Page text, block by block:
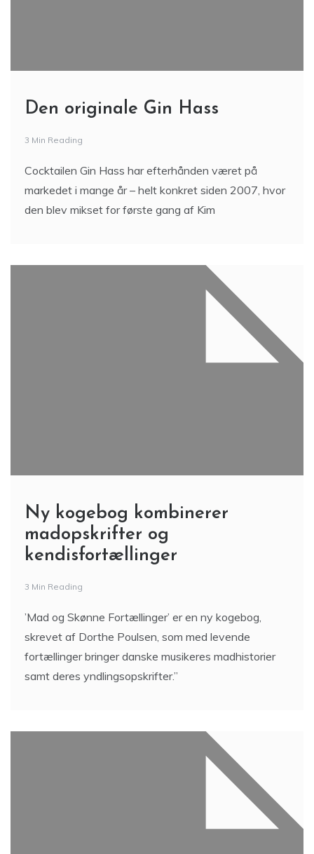
Den originale Gin Hass
3 Min Reading
Cocktailen Gin Hass har efterhånden været på
markedet i mange år – helt konkret siden 2007, hvor
den blev mikset for første gang af Kim
Ny kogebog kombinerer
madopskrifter og
kendisfortællinger
3 Min Reading
’Mad og Skønne Fortællinger’ er en ny kogebog,
skrevet af Dorthe Poulsen, som med levende
fortællinger bringer danske musikeres madhistorier
samt deres yndlingsopskrifter.”